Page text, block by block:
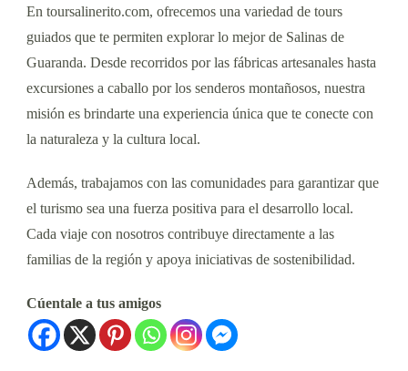
En toursalinerito.com, ofrecemos una variedad de tours
guiados que te permiten explorar lo mejor de Salinas de
Guaranda. Desde recorridos por las fábricas artesanales hasta
excursiones a caballo por los senderos montañosos, nuestra
misión es brindarte una experiencia única que te conecte con
la naturaleza y la cultura local.
Además, trabajamos con las comunidades para garantizar que
el turismo sea una fuerza positiva para el desarrollo local.
Cada viaje con nosotros contribuye directamente a las
familias de la región y apoya iniciativas de sostenibilidad.
Cúentale a tus amigos